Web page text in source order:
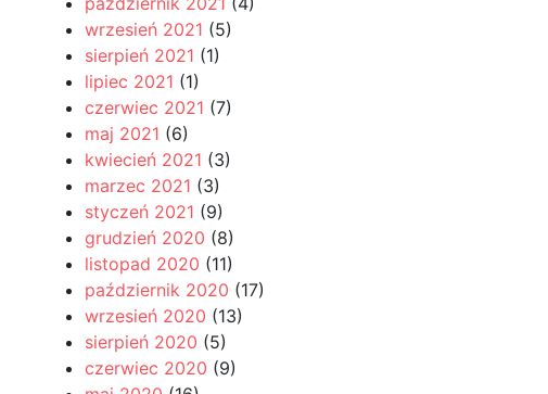
wrzesień 2021 (5)
sierpień 2021 (1)
lipiec 2021 (1)
czerwiec 2021 (7)
maj 2021 (6)
kwiecień 2021 (3)
marzec 2021 (3)
styczeń 2021 (9)
grudzień 2020 (8)
listopad 2020 (11)
październik 2020 (17)
wrzesień 2020 (13)
sierpień 2020 (5)
czerwiec 2020 (9)